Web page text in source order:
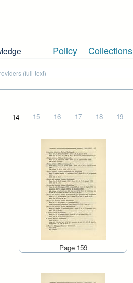
Policy Collections
14 15 16 17 18 19
Page 159